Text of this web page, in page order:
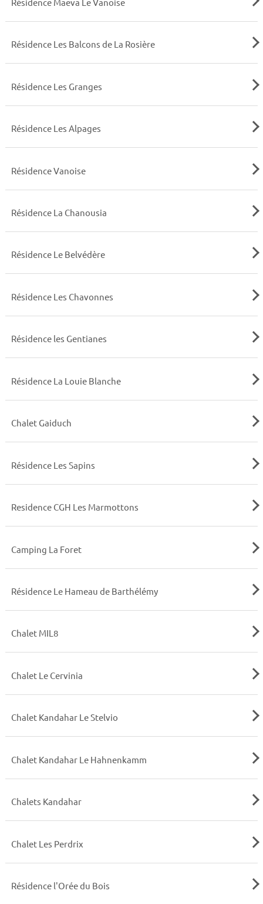
Résidence Les Balcons de La Rosière
Résidence Les Granges
Résidence Les Alpages
Résidence Vanoise
Résidence La Chanousia
Résidence Le Belvédère
Résidence Les Chavonnes
Résidence les Gentianes
Résidence La Louie Blanche
Chalet Gaiduch
Résidence Les Sapins
Residence CGH Les Marmottons
Camping La Foret
Résidence Le Hameau de Barthélémy
Chalet MIL8
Chalet Le Cervinia
Chalet Kandahar Le Stelvio
Chalet Kandahar Le Hahnenkamm
Chalets Kandahar
Chalet Les Perdrix
Résidence l'Orée du Bois